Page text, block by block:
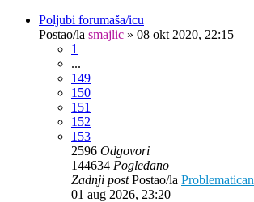
Poljubi forumaša/icu
Postao/la smajlic » 08 okt 2020, 22:15
1
...
149
150
151
152
153
2596 Odgovori
144634 Pogledano
Zadnji postPostao/la Problematican
01 aug 2026, 23:20